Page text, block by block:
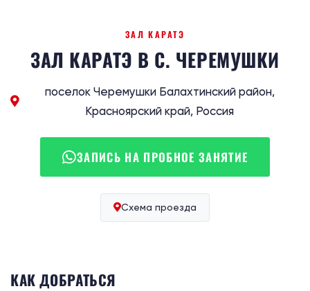
ЗАЛ КАРАТЭ
ЗАЛ КАРАТЭ В С. ЧЕРЕМУШКИ
поселок Черемушки Балахтинский район,
Красноярский край, Россия
ЗАПИСЬ НА ПРОБНОЕ ЗАНЯТИЕ
Схема проезда
КАК ДОБРАТЬСЯ